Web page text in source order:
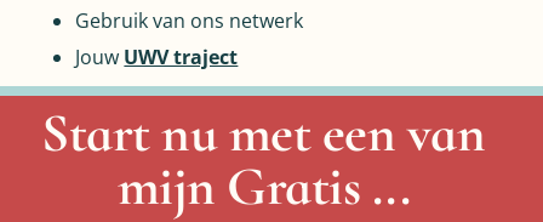
Gebruik van ons netwerk
Jouw UWV traject
Start nu met een van
mijn Gratis ...